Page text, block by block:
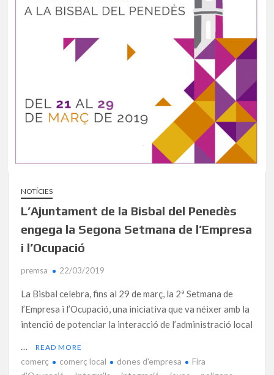
NOTÍCIES
L’Ajuntament de la Bisbal del Penedès
engega la Segona Setmana de l’Empresa
i l’Ocupació
premsa 22/03/2019
La Bisbal celebra, fins al 29 de març, la 2ª Setmana de
l’Empresa i l’Ocupació, una iniciativa que va néixer amb la
intenció de potenciar la interacció de l’administració local
…
READ MORE
comerç comerç local dones d'empresa
Fira